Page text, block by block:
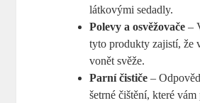
látkovými sedadly.
Polevy a osvěžovače –
tyto produkty zajistí, že
vonět svěže.
Parní čističe –
šetrné čištění, které